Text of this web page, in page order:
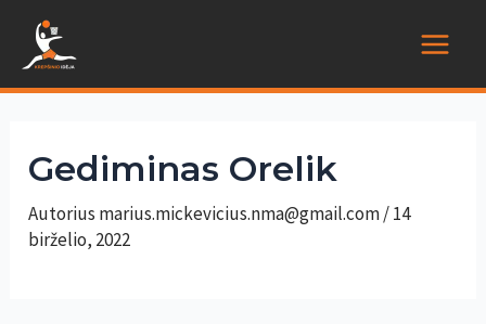
turinio
Gediminas Orelik
Autorius marius.mickevicius.nma@gmail.com/14
birželio, 2022